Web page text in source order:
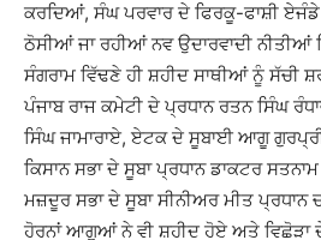
ਕਰਦਿਆਂ, ਸੰਘ ਪਰਵਾਰ ਦੇ ਫਿਰਕੂ-ਫਾਸ਼ੀ
ਠੋਸੀਆਂ ਜਾ ਰਹੀਆਂ ਨਵ ਉਦਾਰਵਾਦੀ ਨੀਤੀਆਂ
ਸੰਗਰਾਮ ਵਿੱਢਣੇ ਹੀ ਸ਼ਹੀਦ ਸਾਥੀਆਂ ਨੂੰ ਸੱਚੀ
ਪੰਜਾਬ ਰਾਜ ਕਮੇਟੀ ਦੇ ਪ੍ਰਧਾਨ ਰਤਨ ਸਿੰਘ
ਸਿੰਘ ਜਾਮਾਰਾਏ, ਏਟਕ ਦੇ ਸੂਬਾਈ ਆਗੂ
ਕਿਸਾਨ ਸਭਾ ਦੇ ਸੂਬਾ ਪ੍ਰਧਾਨ ਡਾਕਟਰ
ਮਜ਼ਦੂਰ ਸਭਾ ਦੇ ਸੂਬਾ ਸੀਨੀਅਰ ਮੀਤ
ਹੋਰਨਾਂ ਆਗੂਆਂ ਨੇ ਵੀ ਸ਼ਹੀਦ ਹੋਏ ਅਤੇ ਵਿਛੋੜਾ